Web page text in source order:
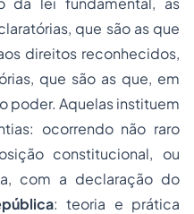
que são as que
direitos reconhecidos,
que são as que, em
poder. Aquelas instituem
ocorrendo não raro
constitucional, ou
com a declaração do
: teoria e prática